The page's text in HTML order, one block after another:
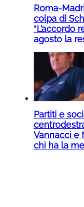
Roma-
colpa di
“L’accordo
agosto la
Partiti e
Vannacci e
chi ha la